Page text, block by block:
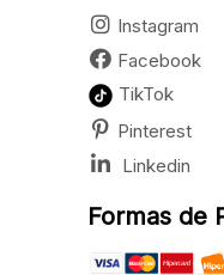
Instagram
Facebook
TikTok
Pinterest
Linkedin
Formas de